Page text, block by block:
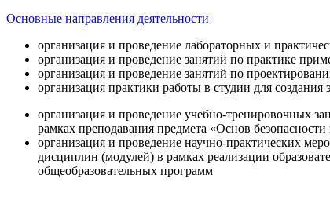
Основные направления деятельности
организация и проведение лабораторных и
организация и проведение занятий по практике
организация и проведение занятий по
организация практики работы в студии для
организация и проведение учебно-тренировочных
рамках преподавания предмета «Основ
организация и проведение научно-практических
дисциплин (модулей) в рамках реализации
общеобразовательных программ